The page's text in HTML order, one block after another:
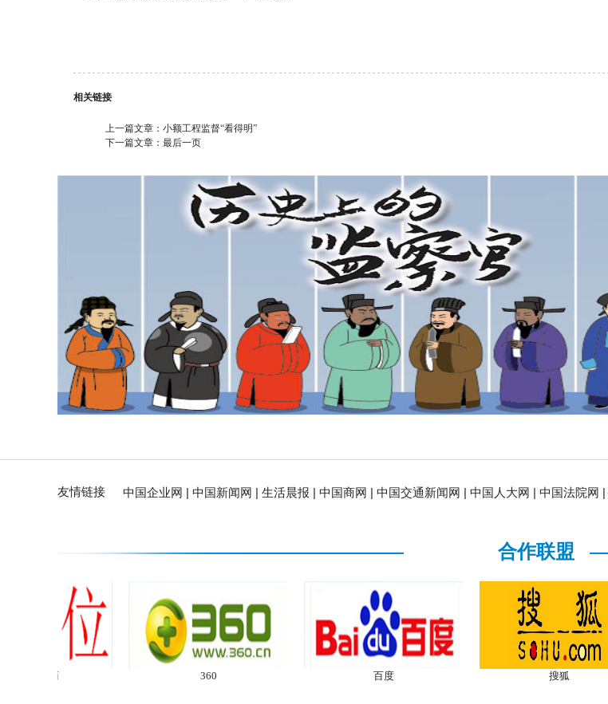
相关链接
上一篇文章： 小额工程监督“看得明”
下一篇文章： 最后一页
友情链接 中国企业网 | 中国新闻网 | 生活晨报 | 中国商网 | 中国交通新闻网 | 中国人大网 | 中国法院网 |
中国人大网 |中国法院网 |
中国青年网 | 共产党新闻网 |
合作联盟